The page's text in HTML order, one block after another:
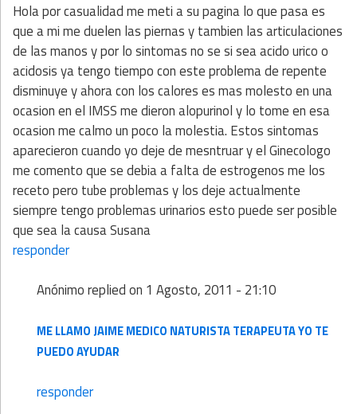
Hola por casualidad me meti a su pagina lo que pasa es
que a mi me duelen las piernas y tambien las articulaciones
de las manos y por lo sintomas no se si sea acido urico o
acidosis ya tengo tiempo con este problema de repente
disminuye y ahora con los calores es mas molesto en una
ocasion en el IMSS me dieron alopurinol y lo tome en esa
ocasion me calmo un poco la molestia. Estos sintomas
aparecieron cuando yo deje de mesntruar y el Ginecologo
me comento que se debia a falta de estrogenos me los
receto pero tube problemas y los deje actualmente
siempre tengo problemas urinarios esto puede ser posible
que sea la causa Susana
responder
Anónimoreplied on 1 Agosto, 2011 - 21:10
ME LLAMO JAIME MEDICO NATURISTA TERAPEUTA YO TE
PUEDO AYUDAR
responder